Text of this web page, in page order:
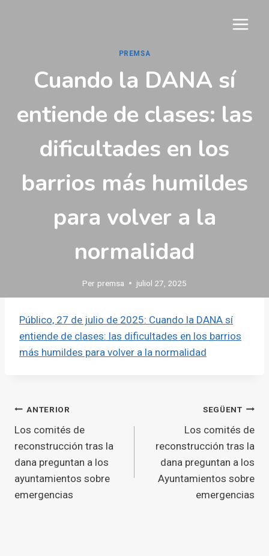
PREMSA
Cuando la DANA sí
entiende de clases: las
dificultades en los
barrios más humildes
para volver a la
normalidad
Per premsa juliol 27, 2025
Público, 27 de julio de 2025: Cuando la DANA sí
entiende de clases: las dificultades en los barrios
más humildes para volver a la normalidad
Navegació
d'entrades
ANTERIOR
Los comités de
reconstrucción tras la
dana preguntan a los
ayuntamientos sobre
emergencias
SEGÜENT
Los comités de
reconstrucción tras la
dana preguntan a los
Ayuntamientos sobre
emergencias